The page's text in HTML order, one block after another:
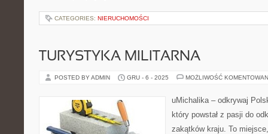
CATEGORIES: NIERUCHOMOŚCI
TURYSTYKA MILITARNA
POSTED BY ADMIN GRU - 6 - 2025 MOŻLIWOŚĆ
uMichalika – odkrywaj
który powstał z pasji do
zakątków kraju. To